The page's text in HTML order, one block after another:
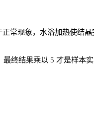
常现象，水浴加热使结晶
终结果乘以 5 才是样本实